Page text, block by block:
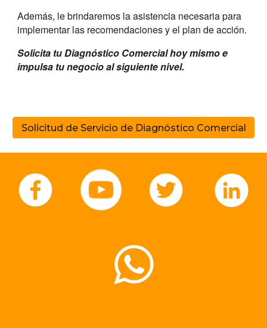
Además, le brindaremos la asistencia necesaria para
implementar las recomendaciones y el plan de acción.
Solicita tu Diagnóstico Comercial hoy mismoe
impulsa tu negocio al siguiente nivel.
Solicitud de Servicio de Diagnóstico Comercial